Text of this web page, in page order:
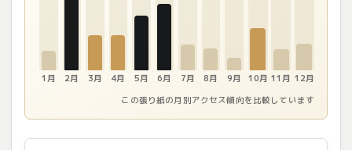
1月 2月 3月 4月 5月 6月 7月 8月 9月 10月 11月 12月
この張り紙の月別アクセス傾向を比較しています